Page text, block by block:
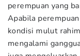
perempuan yang
Apabila
kondisi mulut
mengalami